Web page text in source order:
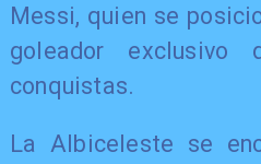
Messi, quien se
goleador
conquistas.
La Albiceleste se